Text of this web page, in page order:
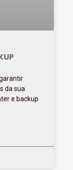
da sua
e backup